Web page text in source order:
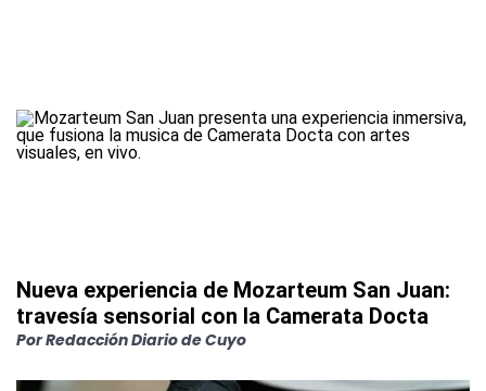
Nueva experiencia de Mozarteum San Juan:
travesía sensorial con la Camerata Docta
PorRedacción Diario de Cuyo